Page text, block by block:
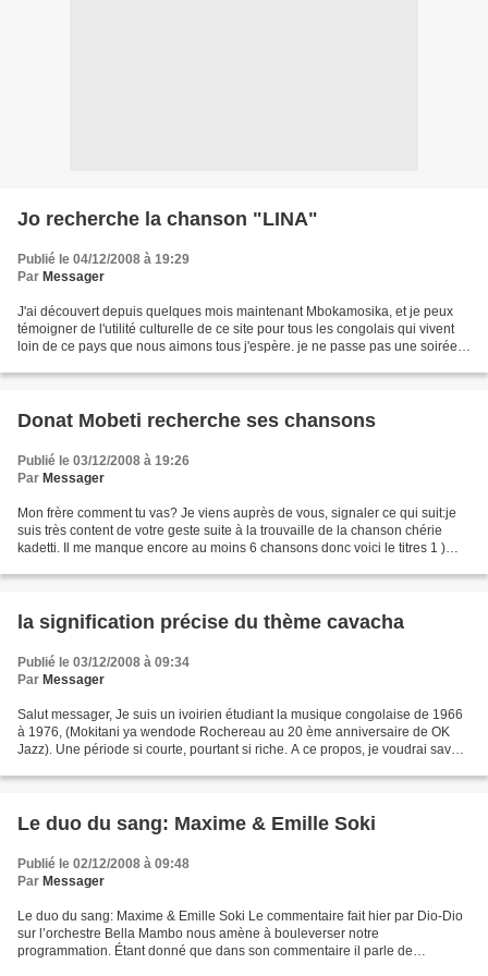
Jo recherche la chanson "LINA"
Publié le 04/12/2008 à 19:29
Par Messager
J'ai découvert depuis quelques mois maintenant Mbokamosika, et je peux
témoigner de l'utilité culturelle de ce site pour tous les congolais qui vivent
loin de ce pays que nous aimons tous j'espère. je ne passe pas une soirée
Donat Mobeti recherche ses chansons
Publié le 03/12/2008 à 19:26
Par Messager
Mon frère comment tu vas? Je viens auprès de vous, signaler ce qui suit:je
suis très content de votre geste suite à la trouvaille de la chanson chérie
kadetti. Il me manque encore au moins 6 chansons donc voici le titres 1 )
la signification précise du thème cavacha
Publié le 03/12/2008 à 09:34
Par Messager
Salut messager, Je suis un ivoirien étudiant la musique congolaise de 1966
à 1976, (Mokitani ya wendode Rochereau au 20 ème anniversaire de OK
Jazz). Une période si courte, pourtant si riche. A ce propos, je voudrai savoir
Le duo du sang: Maxime & Emille Soki
Publié le 02/12/2008 à 09:48
Par Messager
Le duo du sang: Maxime & Emille Soki Le commentaire fait hier par Dio-Dio
sur l’orchestre Bella Mambo nous amène à bouleverser notre
programmation. Étant donné que dans son commentaire il parle de